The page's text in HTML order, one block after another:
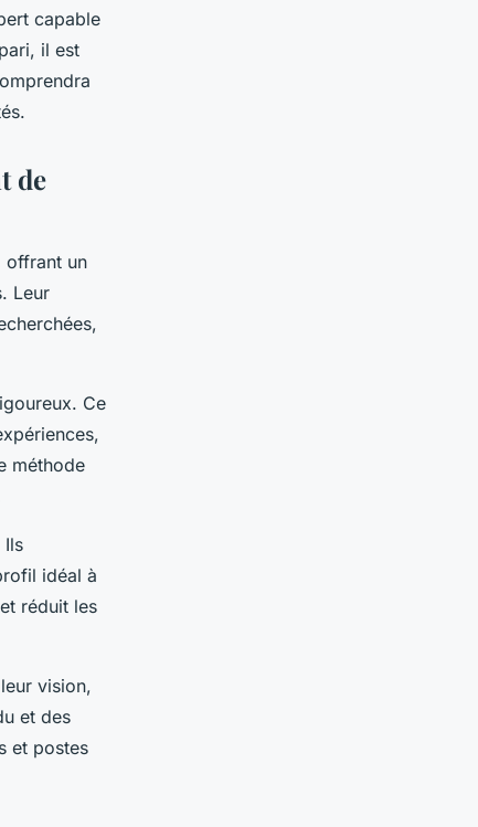
capable
il est
de
offrant un
Leur
Ce
méthode
Ils
idéal à
réduit les
vision,
et des
et postes